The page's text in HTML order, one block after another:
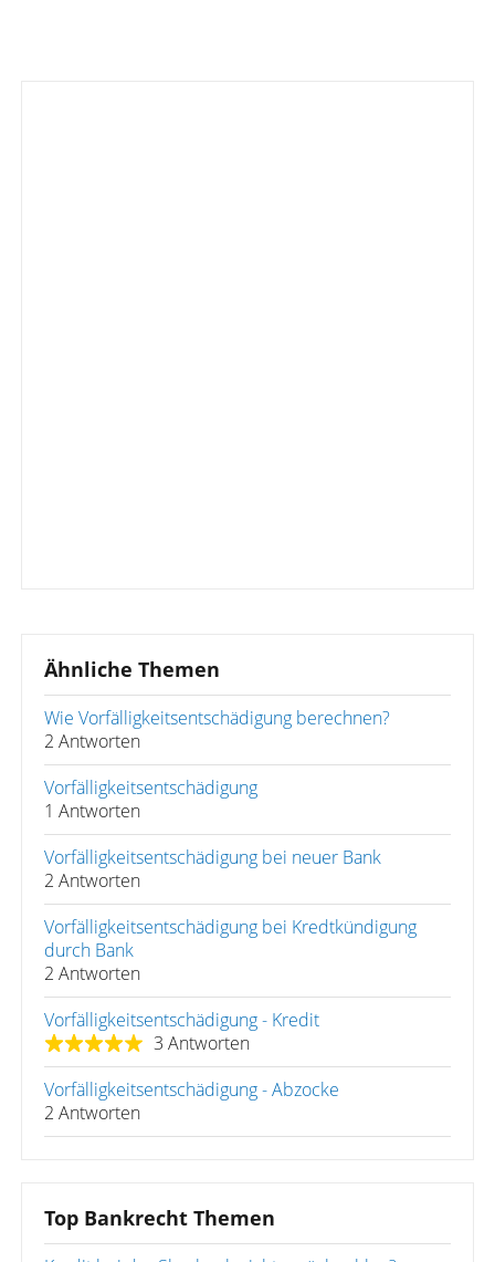
Ähnliche Themen
Wie Vorfälligkeitsentschädigung berechnen?
2 Antworten
Vorfälligkeitsentschädigung
1 Antworten
Vorfälligkeitsentschädigung bei neuer Bank
2 Antworten
Vorfälligkeitsentschädigung bei Kredtkündigung
durch Bank
2 Antworten
Vorfälligkeitsentschädigung - Kredit
3 Antworten
Vorfälligkeitsentschädigung - Abzocke
2 Antworten
Top Bankrecht Themen